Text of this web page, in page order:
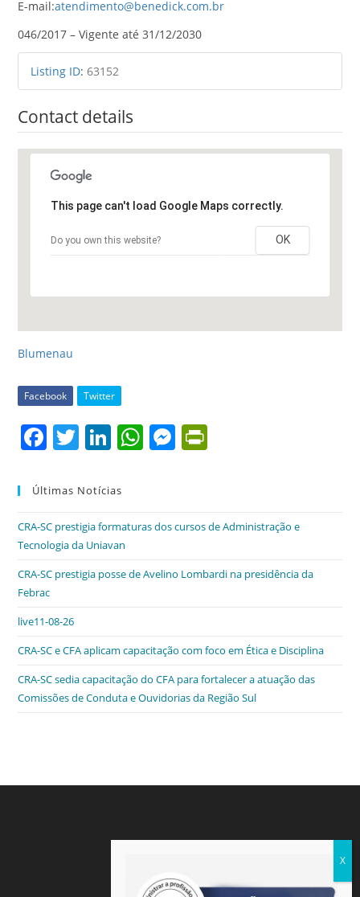
E-mail:atendimento@benedick.com.br
046/2017 – Vigente até 31/12/2030
Listing ID:63152
Contact details
This page can't load Google Maps correctly.
Do you own this website? OK
Blumenau
Facebook Twitter
F
c
b
o
o
k
T
itt
er
Li
k
dI
n
W
A
p
M
n
g
ri
e
n
Últimas Notícias
CRA-SC prestigia formaturas dos cursos de Administração e
Tecnologia da Uniavan
CRA-SC prestigia posse de Avelino Lombardi na presidência da
Febrac
live11-08-26
CRA-SC e CFA aplicam capacitação com foco em Ética e Disciplina
CRA-SC sedia capacitação do CFA para fortalecer a atuação das
Comissões de Conduta e Ouvidorias da Região Sul